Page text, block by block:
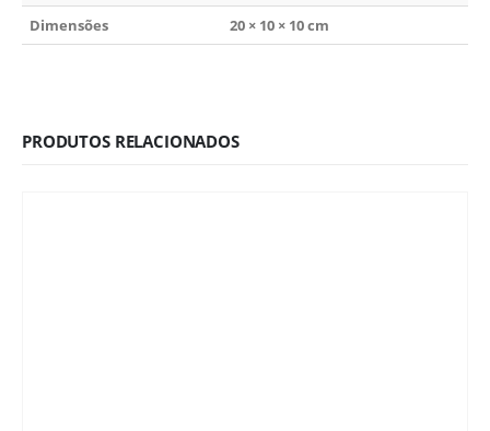
Dimensões
20 × 10 × 10 cm
PRODUTOS RELACIONADOS